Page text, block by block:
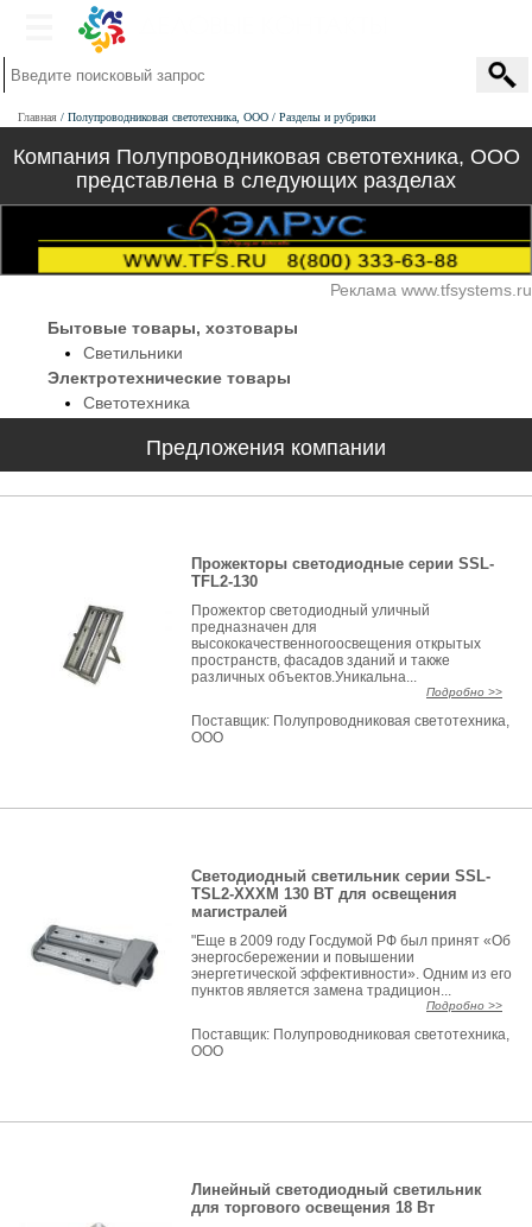
Главная Полупроводниковая светотехника, ООО Разделы и рубрики
Компания Полупроводниковая светотехника, ООО
представлена в следующих разделах
Реклама www.tfsystems.ru
Бытовые товары, хозтовары
Светильники
Электротехнические товары
Светотехника
Предложения компании
Прожекторы светодиодные серии SSL-
TFL2-130
Прожектор светодиодный уличный
предназначен для
высококачественногоосвещения открытых
пространств, фасадов зданий и также
различных объектов.Уникальна...
Подробно >>
Поставщик: Полупроводниковая светотехника,
ООО
Светодиодный светильник серии SSL-
TSL2-ХХХМ 130 ВТ для освещения
магистралей
"Еще в 2009 году Госдумой РФ был принят «Об
энергосбережении и повышении
энергетической эффективности». Одним из его
пунктов является замена традицион...
Подробно >>
Поставщик: Полупроводниковая светотехника,
ООО
Линейный светодиодный светильник
для торгового освещения 18 Вт